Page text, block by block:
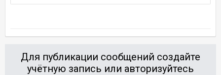
Для публикации сообщений создайте
учётную запись или авторизуйтесь